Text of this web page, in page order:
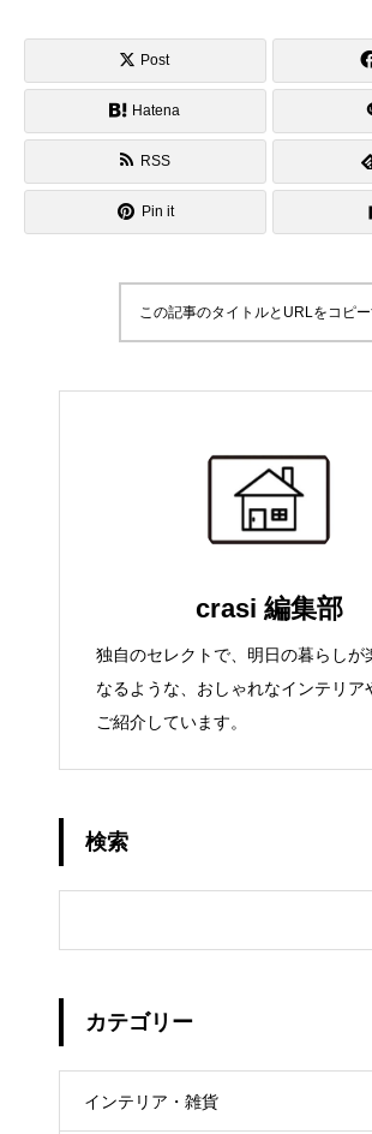
Post
Hatena
RSS
Pin it
この記事のタイトルとURLをコピ
crasi 編集部
独自のセレクトで、明日の暮らしが
なるような、おしゃれなインテリア
ご紹介しています。
検索
カテゴリー
インテリア・雑貨